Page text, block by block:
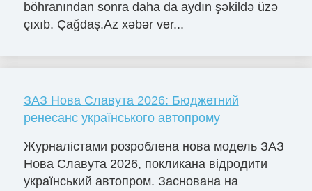
böhranından sonra daha da aydın şəkildə üzə
çıxıb. Çağdaş.Az xəbər ver...
ЗАЗ Нова Славута 2026: Бюджетний
ренесанс українського автопрому
Журналістами розроблена нова модель ЗАЗ
Нова Славута 2026, покликана відродити
український автопром. Заснована на